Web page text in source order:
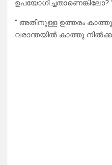
ഉപയോഗിച്ചതാണെങ്കിലോ?
” അതിനുള്ള ഉത്തരം
വരാന്തയിൽ കാത്തു